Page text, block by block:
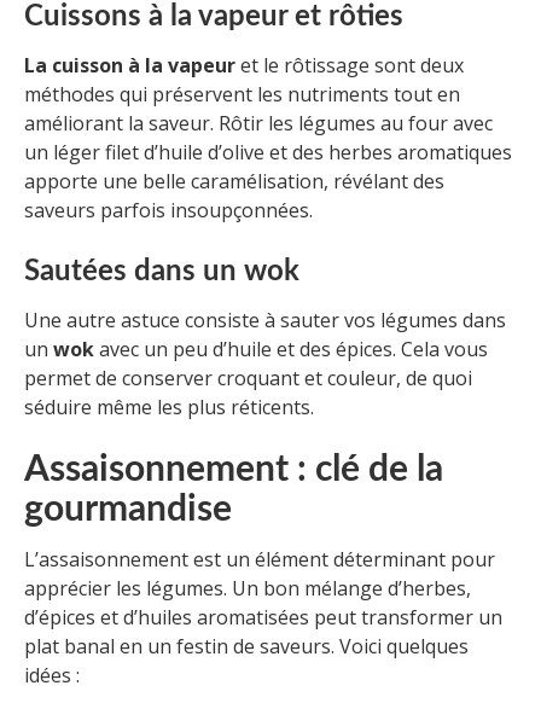
Cuissons à la vapeur et rôties
La cuisson à la vapeuret le rôtissage sont deux
méthodes qui préservent les nutriments tout en
améliorant la saveur. Rôtir les légumes au four avec
un léger filet d’huile d’olive et des herbes aromatiques
apporte une belle caramélisation, révélant des
saveurs parfois insoupçonnées.
Sautées dans un wok
Une autre astuce consiste à sauter vos légumes dans
un wokavec un peu d’huile et des épices. Cela vous
permet de conserver croquant et couleur, de quoi
séduire même les plus réticents.
Assaisonnement : clé de la
gourmandise
L’assaisonnement est un élément déterminant pour
apprécier les légumes. Un bon mélange d’herbes,
d’épices et d’huiles aromatisées peut transformer un
plat banal en un festin de saveurs. Voici quelques
idées :